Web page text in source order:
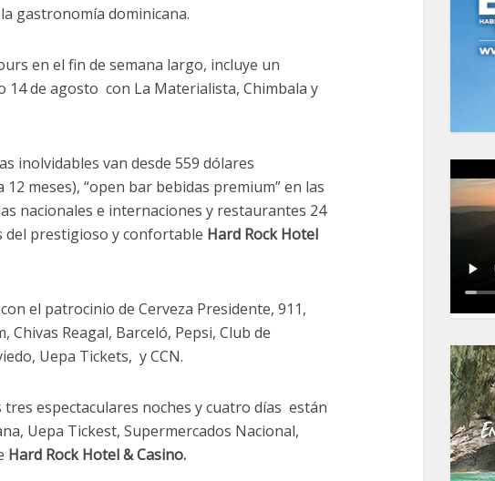
gastronomía dominicana.
en el fin de semana largo, incluye un
14 de agosto con La Materialista, Chimbala y
inolvidables van desde 559 dólares
meses), “open bar bebidas premium” en las
nacionales e internaciones y restaurantes 24
del prestigioso y confortable Hard Rock Hotel
el patrocinio de Cerveza Presidente, 911,
Chivas Reagal, Barceló, Pepsi, Club de
Uepa Tickets, y CCN.
espectaculares noches y cuatro días están
Uepa Tickest, Supermercados Nacional,
Hard Rock Hotel & Casino.